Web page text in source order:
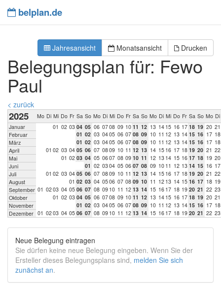
belplan.de
Jahresansicht Monatsansicht Drucken
Belegungsplan für: Fewo
Paul
< zurück
2025 Mo Di Mi Do Fr Sa So Mo Di Mi Do Fr Sa So Mo Di Mi Do Fr Sa So Mo Di
Januar
01 02 03 04 05 06 0708 09 10 11 12 13 14 15 16 17 18 19 20 21
Februar
01 02 03 0405 06 07 08 09 10 1 1 12 13 14 15 16 17 18
März
01 02 03 0405 06 07 08 09 10 1 1 12 13 14 15 16 17 18
April
01 02 03 04 05 06 07 0809 10 1 1 12 13 14 15 16 17 18 19 20 21 22
Mai
01 02 03 04 05 0607 08 09 10 11 12 13 14 15 16 17 18 19 20
Juni
01 02 0304 05 06 07 08 09 10 1 1 12 13 14 15 16 17
Juli
01 02 03 04 05 06 07 0809 10 1 1 12 13 14 15 16 17 18 19 20 21 22
August
01 02 03 04 0506 07 08 09 10 1 1 12 13 14 15 16 17 18 19
September 01 0203 04 05 06 07 08 09 10 1 1 12 13 14 15 16 17 18 19 20 21 22 23
Oktober
01 02 03 04 05 06 0708 09 10 11 12 13 14 15 16 17 18 19 20 21
November
01 02 03 0405 06 07 08 09 10 1 1 12 13 14 15 16 17 18
Dezember 01 0203 04 05 06 07 08 09 10 1 1 12 13 14 15 16 17 18 19 20 21 22 23
Neue Belegung eintragen
Sie dürfen keine neue Belegung eingeben. Wenn Sie der
Ersteller dieses Belegungsplans sind, melden Sie sich
zunächst an.